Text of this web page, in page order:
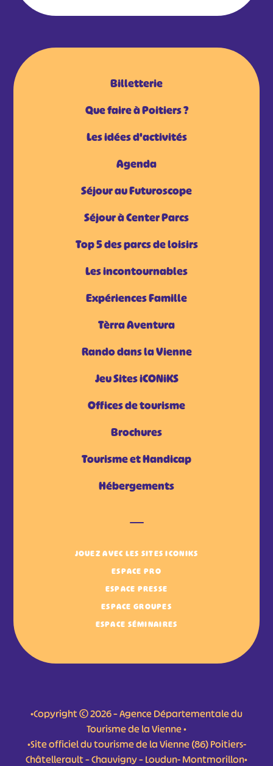
Billetterie
Que faire à Poitiers ?
Les idées d'activités
Agenda
Séjour au Futuroscope
Séjour à Center Parcs
Top 5 des parcs de loisirs
Les incontournables
Expériences Famille
Tèrra Aventura
Rando dans la Vienne
Jeu Sites iCONiKS
Offices de tourisme
Brochures
Tourisme et Handicap
Hébergements
JOUEZ AVEC LES SITES ICONIKS
ESPACE PRO
ESPACE PRESSE
ESPACE GROUPES
ESPACE SÉMINAIRES
•Copyright © 2026 – Agence Départementale du
Tourisme de la Vienne •
•Site officiel du tourisme de la Vienne (86) Poitiers-
Châtellerault – Chauvigny – Loudun- Montmorillon•